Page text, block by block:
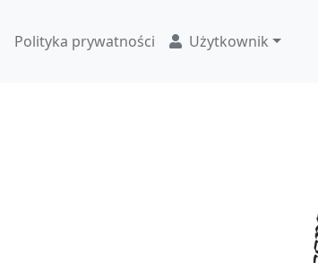
Polityka prywatności Użytkownik